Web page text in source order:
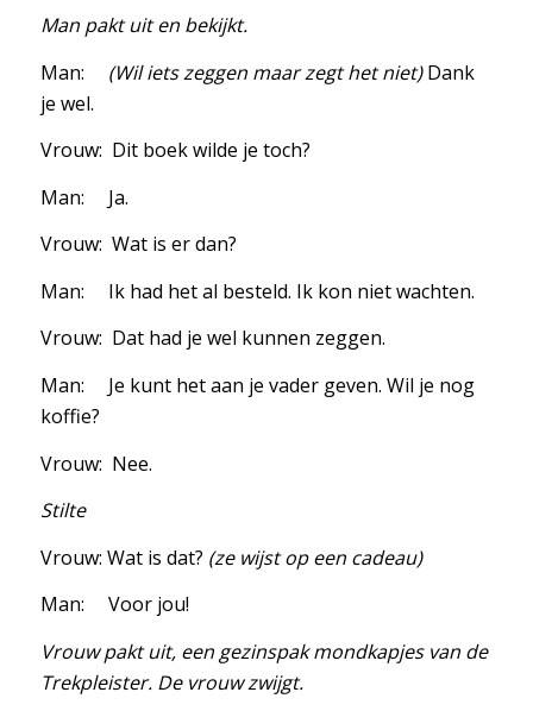
Man pakt uit en bekijkt.
Man: (Wil iets zeggen maar zegt het niet)Dank
je wel.
Vrouw: Dit boek wilde je toch?
Man: Ja.
Vrouw: Wat is er dan?
Man: Ik had het al besteld. Ik kon niet wachten.
Vrouw: Dat had je wel kunnen zeggen.
Man: Je kunt het aan je vader geven. Wil je nog
koffie?
Vrouw: Nee.
Stilte
Vrouw: Wat is dat? (ze wijst op een cadeau)
Man: Voor jou!
Vrouw pakt uit, een gezinspak mondkapjes van de
Trekpleister. De vrouw zwijgt.